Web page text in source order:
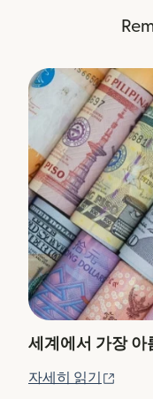
세계에서 가장 아
자세히 읽기